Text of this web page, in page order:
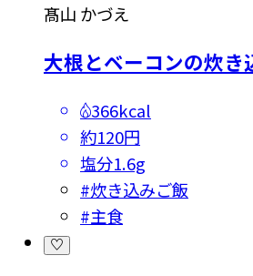
髙山 かづえ
大根とベーコンの炊き
366kcal
約120円
塩分1.6g
#炊き込みご飯
#主食